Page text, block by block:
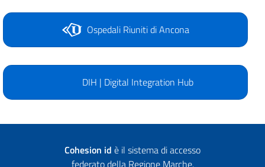
Ospedali Riuniti di Ancona
DIH | Digital Integration Hub
Cohesion id è il sistema di accesso
federato della Regione Marche.